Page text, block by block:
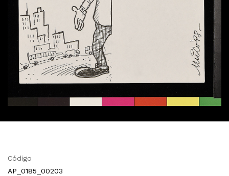
Código
AP_0185_00203